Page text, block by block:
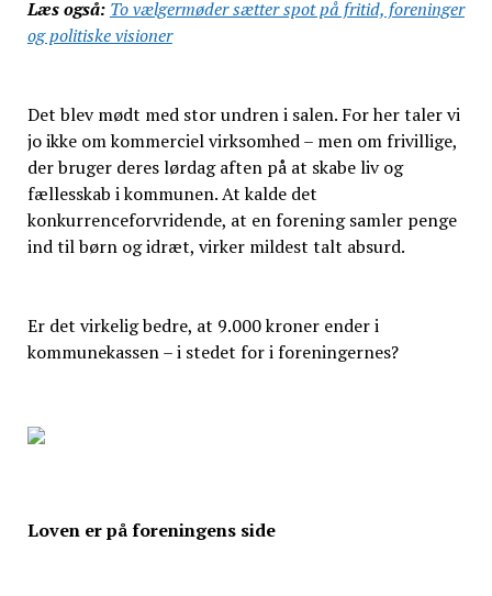
Læs også: To vælgermøder sætter spot på fritid, foreninger
og politiske visioner
Det blev mødt med stor undren i salen. For her taler vi
jo ikke om kommerciel virksomhed – men om frivillige,
der bruger deres lørdag aften på at skabe liv og
fællesskab i kommunen. At kalde det
konkurrenceforvridende, at en forening samler penge
ind til børn og idræt, virker mildest talt absurd.
Er det virkelig bedre, at 9.000 kroner ender i
kommunekassen – i stedet for i foreningernes?
Loven er på foreningens side